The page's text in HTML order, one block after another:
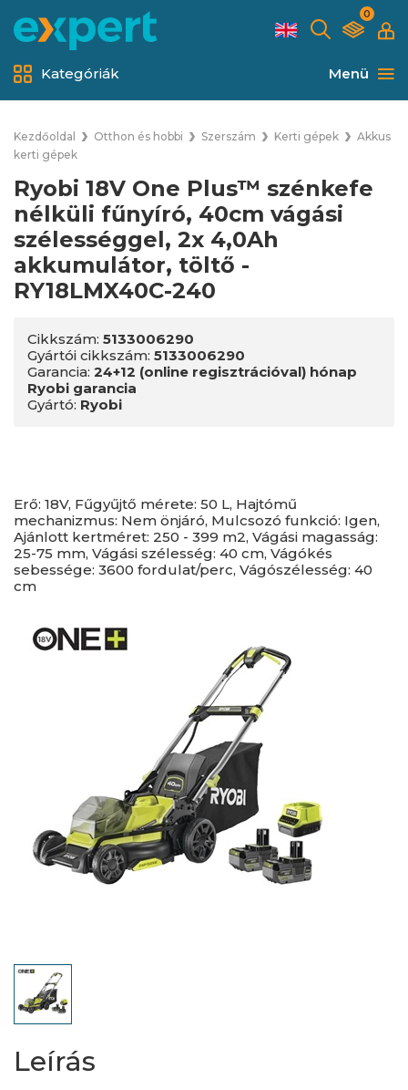
0
Menü
Kategóriák
Kezdőoldal Otthon és hobbi Szerszám Kerti gépek
Akkus
kerti gépek
Ryobi 18V One Plus™ szénkefe
nélküli fűnyíró, 40cm vágási
szélességgel, 2x 4,0Ah
akkumulátor, töltő -
RY18LMX40C-240
Cikkszám: 5133006290
Gyártói cikkszám: 5133006290
Garancia: 24+12 (online regisztrációval) hónap
Ryobi garancia
Gyártó: Ryobi
Erő: 18V, Fűgyűjtő mérete: 50 L, Hajtómű
mechanizmus: Nem önjáró, Mulcsozó funkció: Igen,
Ajánlott kertméret: 250 - 399 m2, Vágási magasság:
25-75 mm, Vágási szélesség: 40 cm, Vágókés
sebessége: 3600 fordulat/perc, Vágószélesség: 40
cm
Leírás